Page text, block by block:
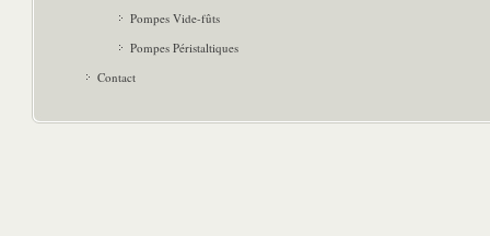
Pompes Vide-fûts
Pompes Péristaltiques
Contact